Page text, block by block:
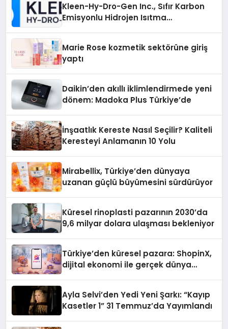
Kleen-Hy-Dro-Gen Inc., Sıfır Karbon
Emisyonlu Hidrojen Isıtma
Marie Rose kozmetik sektörüne giriş
yaptı
Daikin’den akıllı iklimlendirmede yeni
dönem: Madoka Plus Türkiye’de
İnşaatlık Kereste Nasıl Seçilir? Kaliteli
Keresteyi Anlamanın 10 Yolu
Mirabellix, Türkiye’den dünyaya
uzanan güçlü büyümesini sürdürüyor
Küresel rinoplasti pazarının 2030’da
9,6 milyar dolara ulaşması bekleniyor
Türkiye’den küresel pazara: ShopinX,
dijital ekonomi ile gerçek dünya
Ayla Selvi’den Yedi Yeni Şarkı: “Kayıp
Kasetler 1” 31 Temmuz’da Yayımlandı